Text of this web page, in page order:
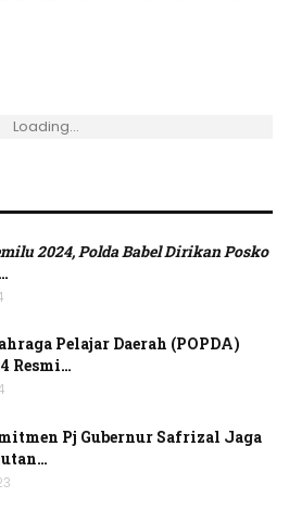
Loading...
2024, Polda Babel Dirikan Posko
Pelajar Daerah (POPDA)
Resmi…
Pj Gubernur Safrizal Jaga